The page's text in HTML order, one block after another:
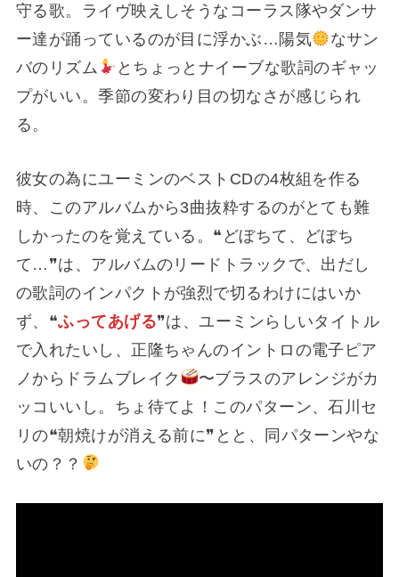
守る歌。ライヴ映えしそうなコーラス隊やダンサ
ー達が踊っているのが目に浮かぶ…陽気
なサン
バのリズム
とちょっとナイーブな歌詞のギャッ
プがいい。季節の変わり目の切なさが感じられ
る。
彼女の為にユーミンのベストCDの4枚組を作る
時、このアルバムから3曲抜粋するのがとても難
しかったのを覚えている。❝どぼちて、どぼち
て…❞は、アルバムのリードトラックで、出だし
の歌詞のインパクトが強烈で切るわけにはいか
ず、❝ふってあげる❞は、ユーミンらしいタイトル
で入れたいし、正隆ちゃんのイントロの電子ピア
ノからドラムブレイク
〜ブラスのアレンジがカ
ッコいいし。ちょ待てよ！このパターン、石川セ
リの❝朝焼けが消える前に❞とと、同パターンやな
いの？？